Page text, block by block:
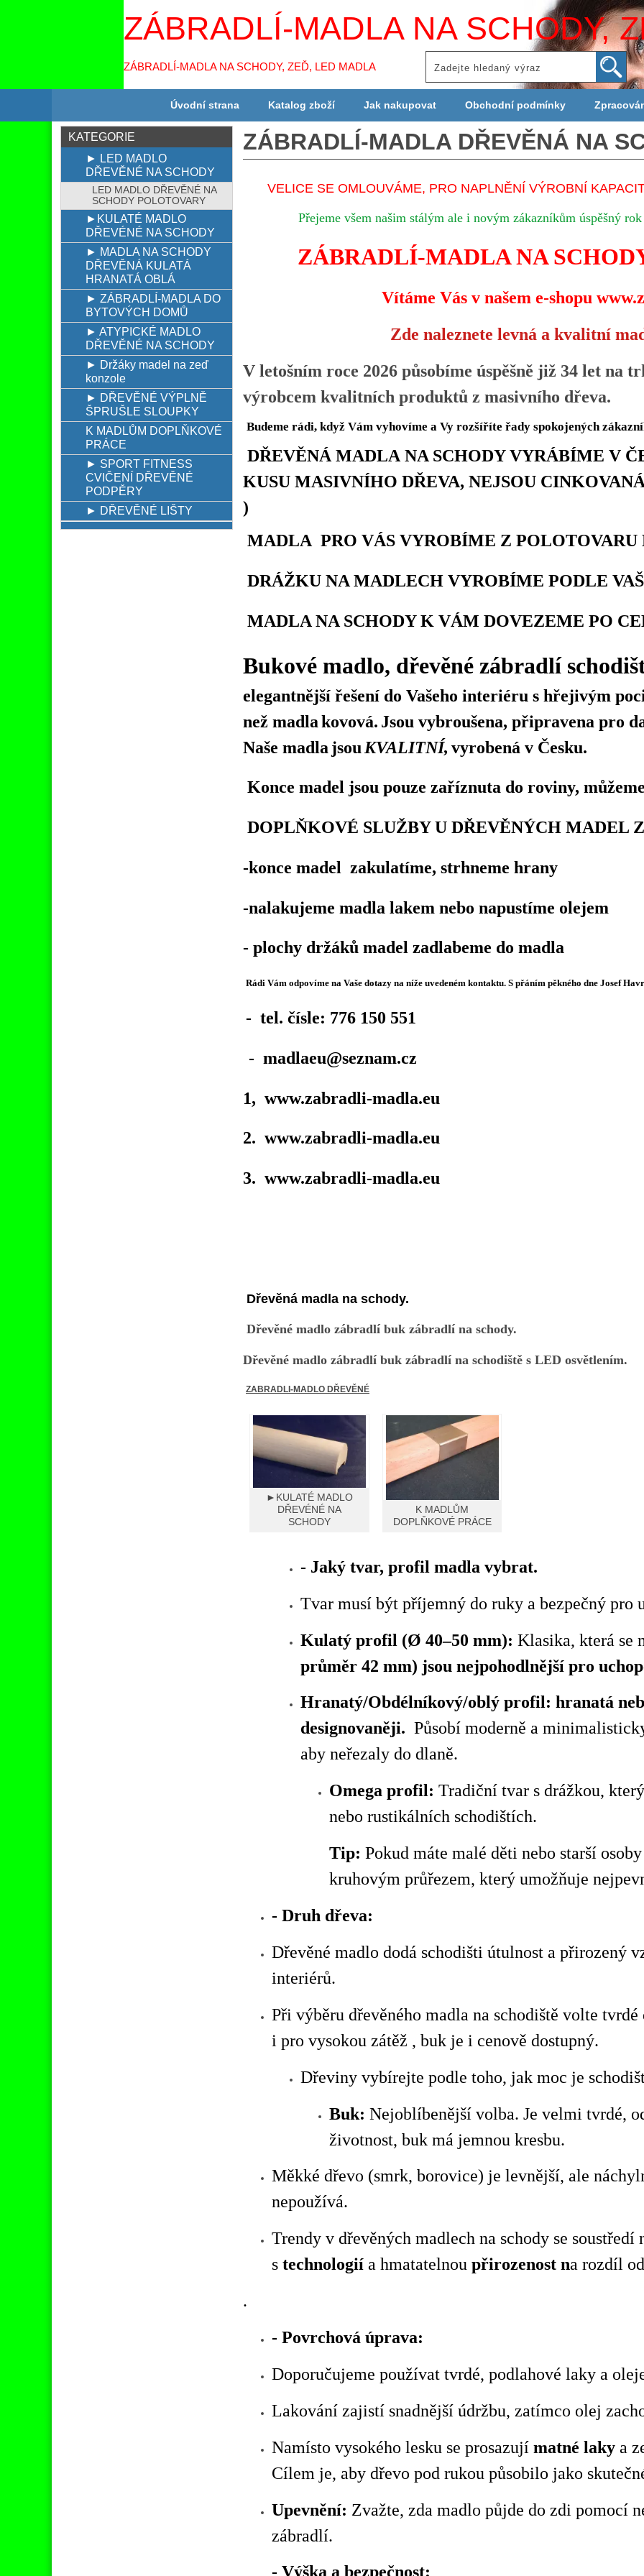
ZÁBRADLÍ-MADLA NA SCHODY,
ZÁBRADLÍ-MADLA NA SCHODY, ZEĎ, LED MADLA
Úvodní strana Katalog zboží Jak nakupovat Obchodní podmínky
ZÁBRADLÍ-MADLA DŘEVĚNÁ NA
VELICE SE OMLOUVÁME, PRO NAPLNĚNÍ VÝROBNÍ
Přejeme všem našim stálým ale i novým zákazníkům úspěšný
ZÁBRADLÍ-MADLA NA
Vítáme Vás v našem e-shopu
Zde naleznete levná a kvalitní
V letošním roce 2026 působíme úspěšně již 34 let na
výrobcem kvalitních produktů z masivního dřeva.
Budeme rádi, když Vám vyhovíme a Vy rozšíříte řady spokojených
DŘEVĚNÁ MADLA NA SCHODY VYRÁBÍME V
KUSU MASIVNÍHO DŘEVA, NEJSOU
)
MADLA PRO VÁS VYROBÍME Z
DRÁŽKU NA MADLECH VYROBÍME PODLE
MADLA NA SCHODY K VÁM DOVEZEME PO
Bukové madlo, dřevěné zábradlí
elegantnější řešení do Vašeho interiéru s hřejivým
než madlakovová. Jsou vybroušena, připravena pro
Naše madla jsou KVALITNÍ, vyrobená v Česku.
Konce madel jsou pouze zaříznuta do roviny,
DOPLŇKOVÉ SLUŽBY U DŘEVĚNÝCH MADEL
-konce madel zakulatíme, strhneme hrany
-nalakujeme madla lakem nebo napustíme olejem
- plochy držáků madel zadlabeme do madla
Rádi Vám odpovíme na Vaše dotazy na níže uvedeném kontaktu. S přáním pěkného dne Josef
- tel. čísle: 776 150 551
- madlaeu@seznam.cz
1, www.zabradli-madla.eu
2. www.zabradli-madla.eu
3. www.zabradli-madla.eu
Dřevěná madla na schody.
Dřevěné madlo zábradlí buk zábradlí na schody.
Dřevěné madlo zábradlí buk zábradlí na schodiště s LED osvětlením.
ZABRADLI-MADLO DŘEVĚNÉ
►KULATÉ MADLO
DŘEVÉNÉ NA
SCHODY
K MADLŮM
DOPLŇKOVÉ PRÁCE
- Jaký tvar, profil madla vybrat.
Tvar musí být příjemný do ruky a bezpečný pro
Kulatý profil (Ø 40–50 mm): Klasika, která se
průměr 42 mm) jsou nejpohodlnější pro uchop
Hranatý/Obdélníkový/oblý profil: hranatá
designovaněji. Působí moderně a
aby neřezaly do dlaně.
Omega profil: Tradiční tvar s drážkou,
nebo rustikálních schodištích.
Tip: Pokud máte malé děti nebo starší
kruhovým průřezem, který umožňuje
- Druh dřeva:
Dřevěné madlo dodá schodišti útulnost a přirozený
interiérů.
Při výběru dřevěného madla na schodiště volte
i pro vysokou zátěž , buk je i cenově dostupný.
Dřeviny vybírejte podle toho, jak moc je
Buk: Nejoblíbenější volba. Je velmi tvrdé,
životnost, buk má jemnou kresbu.
Měkké dřevo (smrk, borovice) je levnější, ale
nepoužívá.
Trendy v dřevěných madlech na schody se soustředí
s technologií a hmatatelnou přirozenost na rozdíl
.
- Povrchová úprava:
Doporučujeme používat tvrdé, podlahové laky a
Lakování zajistí snadnější údržbu, zatímco olej
Namísto vysokého lesku se prosazují matné laky a
Cílem je, aby dřevo pod rukou působilo jako
Upevnění: Zvažte, zda madlo půjde do zdi pomocí
zábradlí.
- Výška a bezpečnost:
KATEGORIE
► LED MADLO
DŘEVĚNÉ NA SCHODY
LED MADLO DŘEVĚNÉ NA
SCHODY POLOTOVARY
►KULATÉ MADLO
DŘEVÉNÉ NA SCHODY
► MADLA NA SCHODY
DŘEVĚNÁ KULATÁ
HRANATÁ OBLÁ
► ZÁBRADLÍ-MADLA DO
BYTOVÝCH DOMŮ
► ATYPICKÉ MADLO
DŘEVĚNÉ NA SCHODY
► Držáky madel na zeď
konzole
► DŘEVĚNÉ VÝPLNĚ
ŠPRUŠLE SLOUPKY
K MADLŮM DOPLŇKOVÉ
PRÁCE
► SPORT FITNESS
CVIČENÍ DŘEVĚNÉ
PODPĚRY
► DŘEVĚNÉ LIŠTY